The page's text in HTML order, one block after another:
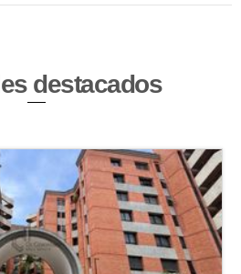
destacados